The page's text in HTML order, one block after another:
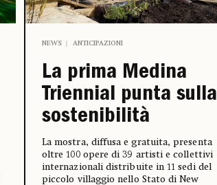
NEWS ANTICIPAZIONI
La prima Medina
Triennial punta sulla
sostenibilità
La mostra, diffusa e gratuita, presenta
oltre 100 opere di 39 artisti e collettivi
internazionali distribuite in 11 sedi del
piccolo villaggio nello Stato di New